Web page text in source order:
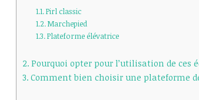
Pirl classic
Marchepied
Plateforme élévatrice
Pourquoi opter pour l’utilisation de ces
Comment bien choisir une plateforme